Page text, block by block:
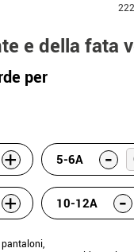
e della fata
per
+ 5-6A -
+ 10-12A -